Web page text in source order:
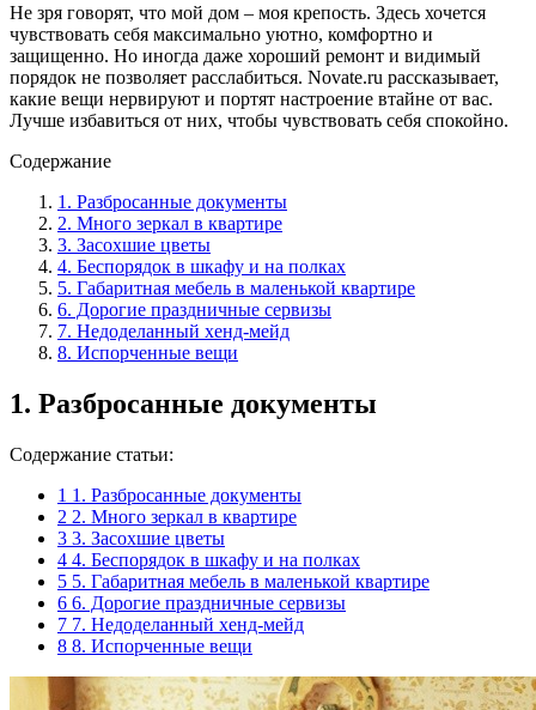
Не зря говорят, что мой дом – моя крепость. Здесь хочется
чувствовать себя максимально уютно, комфортно и
защищенно. Но иногда даже хороший ремонт и видимый
порядок не позволяет расслабиться. Novate.ru рассказывает,
какие вещи нервируют и портят настроение втайне от вас.
Лучше избавиться от них, чтобы чувствовать себя спокойно.
Содержание
1. Разбросанные документы
2. Много зеркал в квартире
3. Засохшие цветы
4. Беспорядок в шкафу и на полках
5. Габаритная мебель в маленькой квартире
6. Дорогие праздничные сервизы
7. Недоделанный хенд-мейд
8. Испорченные вещи
1. Разбросанные документы
Содержание статьи:
1 1. Разбросанные документы
2 2. Много зеркал в квартире
3 3. Засохшие цветы
4 4. Беспорядок в шкафу и на полках
5 5. Габаритная мебель в маленькой квартире
6 6. Дорогие праздничные сервизы
7 7. Недоделанный хенд-мейд
8 8. Испорченные вещи